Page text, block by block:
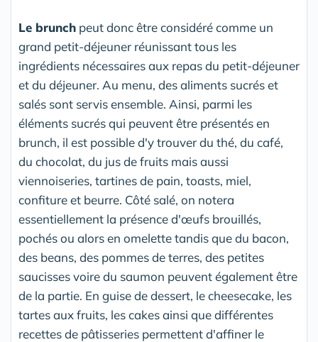
Le brunch peut donc être considéré comme un
grand petit-déjeuner réunissant tous les
ingrédients nécessaires aux repas du petit-déjeuner
et du déjeuner. Au menu, des aliments sucrés et
salés sont servis ensemble. Ainsi, parmi les
éléments sucrés qui peuvent être présentés en
brunch, il est possible d'y trouver du thé, du café,
du chocolat, du jus de fruits mais aussi
viennoiseries, tartines de pain, toasts, miel,
confiture et beurre. Côté salé, on notera
essentiellement la présence d'œufs brouillés,
pochés ou alors en omelette tandis que du bacon,
des beans, des pommes de terres, des petites
saucisses voire du saumon peuvent également être
de la partie. En guise de dessert, le cheesecake, les
tartes aux fruits, les cakes ainsi que différentes
recettes de pâtisseries permettent d'affiner le